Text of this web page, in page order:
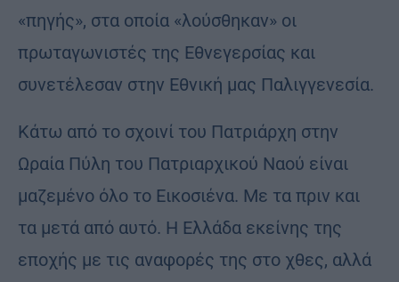
«πηγής», στα οποία «λούσθηκαν» οι
πρωταγωνιστές της Εθνεγερσίας και
συνετέλεσαν στην Εθνική μας Παλιγγενεσία.
Κάτω από το σχοινί του Πατριάρχη στην
Ωραία Πύλη του Πατριαρχικού Ναού είναι
μαζεμένο όλο το Εικοσιένα. Με τα πριν και
τα μετά από αυτό. Η Ελλάδα εκείνης της
εποχής με τις αναφορές της στο χθες, αλλά